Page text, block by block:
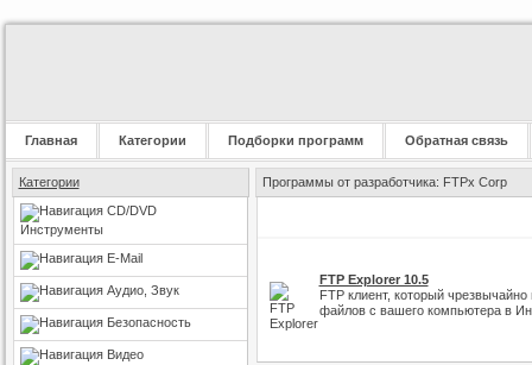
Главная Категории Подборки программ Обратная связь
Категории
CD/DVD
Инструменты
E-Mail
Аудио, Звук
Безопасность
Видео
Программы от разработчика: FTPx Corp
FTP Explorer 10.5
FTP клиент, который
файлов с вашего компьютера в